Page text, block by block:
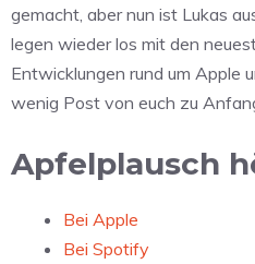
gemacht, aber nun ist Lukas
legen wieder los mit den
Entwicklungen rund um Apple
wenig Post von euch zu
Apfelplausch
Bei Apple
Bei Spotify